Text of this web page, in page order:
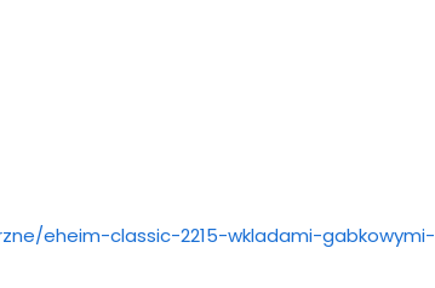
eheim-classic-2215-wkladami-gabkowymi-